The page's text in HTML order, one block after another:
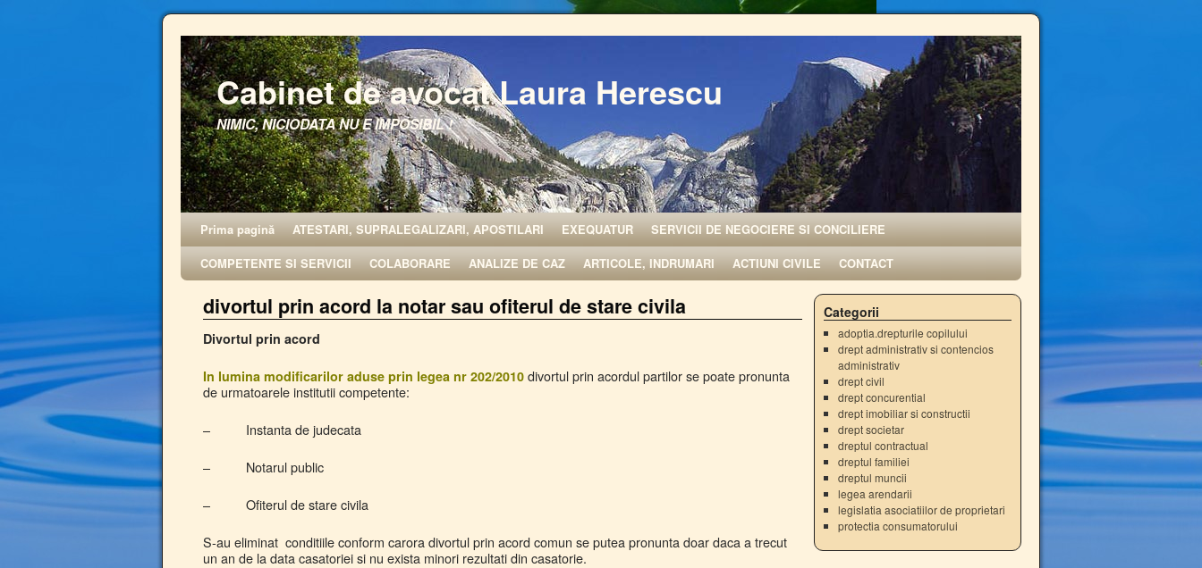
Cabinet de avocat Laura Herescu
NIMIC, NICIODATA NU E IMPOSIBIL !
Prima pagină ATESTARI, SUPRALEGALIZARI, APOSTILARI EXEQUATUR
SERVICII DE NEGOCIERE SI CONCILIERE
COMPETENTE SI SERVICII
COLABORARE ANALIZE DE CAZ ARTICOLE, INDRUMARI ACTIUNI CIVILE CONTACT
divortul prin acord la notar sau ofiterul de stare civila
Divortul prin acord
In lumina modificarilor aduse prin legea nr 202/2010 divortul prin acordul partilor se poate pronunta
de urmatoarele institutii competente:
– Instanta de judecata
– Notarul public
– Ofiterul de stare civila
S-au eliminat conditiile conform carora divortul prin acord comun se putea pronunta doar daca a trecut
un an de la data casatoriei si nu exista minori rezultati din casatorie.
Categorii
adoptia.drepturile copilului
drept administrativ si contencios
administrativ
drept civil
drept concurential
drept imobiliar si constructii
drept societar
dreptul contractual
dreptul familiei
dreptul muncii
legea arendarii
legislatia asociatiilor de proprietari
protectia consumatorului